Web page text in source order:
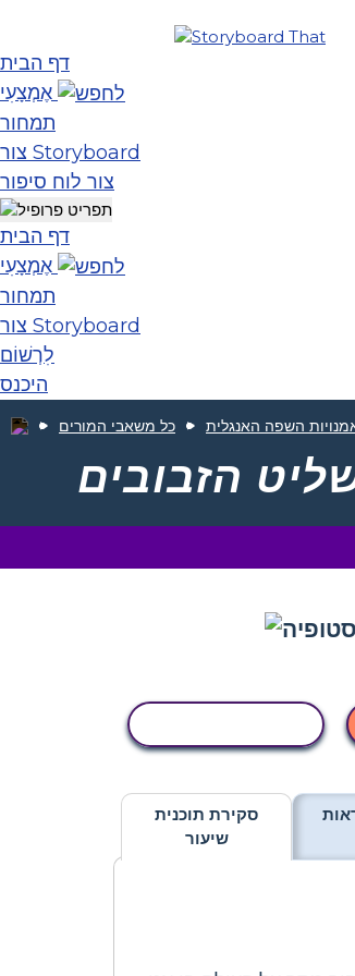
דף הבית
אֶמְצָעִי
תמחור
צור Storyboard
צור לוח סיפור
דף הבית
אֶמְצָעִי
תמחור
צור Storyboard
לִרְשׁוֹם
היכנס
כל משאבי המורים השפה האנגלית
הזבובים
סקירת תוכנית
שיעור